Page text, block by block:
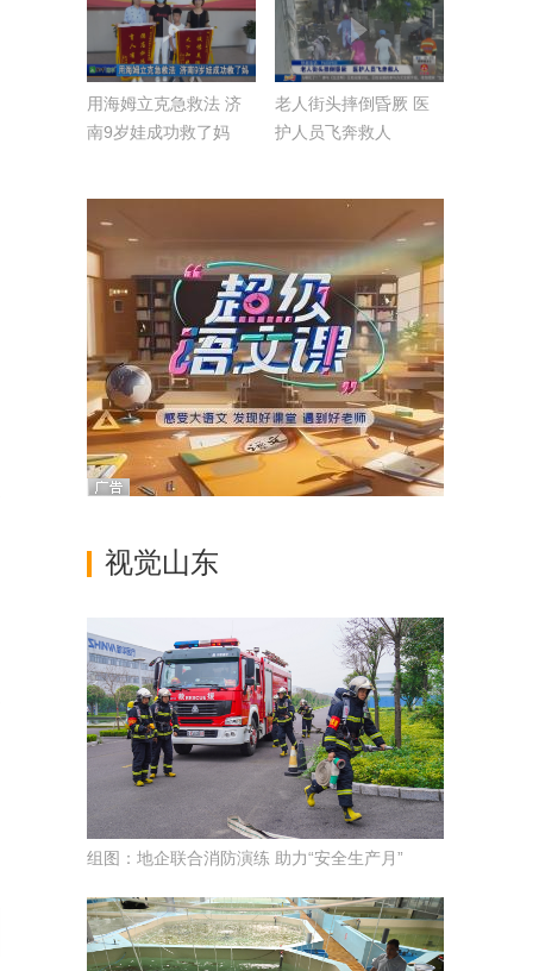
用海姆立克急救法 济
南9岁娃成功救了妈
老人街头摔倒昏厥 医
护人员飞奔救人
视觉山东
组图：地企联合消防演练 助力“安全生产月”